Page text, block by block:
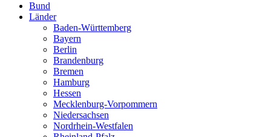
Bund
Länder
Baden-Württemberg
Bayern
Berlin
Brandenburg
Bremen
Hamburg
Hessen
Mecklenburg-Vorpommern
Niedersachsen
Nordrhein-Westfalen